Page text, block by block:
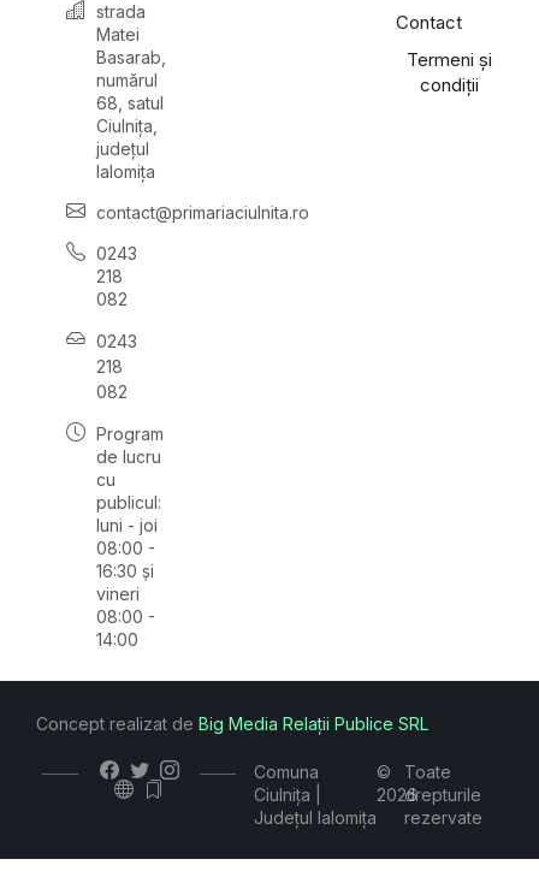
strada
Matei
Basarab,
numărul
68, satul
Ciulnița,
județul
Ialomița
contact@primariaciulnita.ro
0243
218
082
0243
218
082
Program
de lucru
cu
publicul:
luni - joi
08:00 -
16:30 și
vineri
08:00 -
14:00
Contact
Termeni și
condiții
Comuna
Ciulnița |
Județul Ialomița
©
2026
Toate
drepturile
rezervate
Concept realizat de Big Media Relații Publice SRL